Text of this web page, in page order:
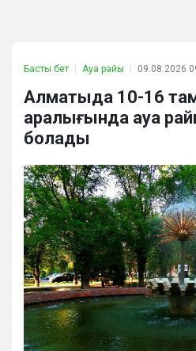
Басты бет Ауа райы 09.08.2026
Алматыда 10-16
аралығында ауа
болады